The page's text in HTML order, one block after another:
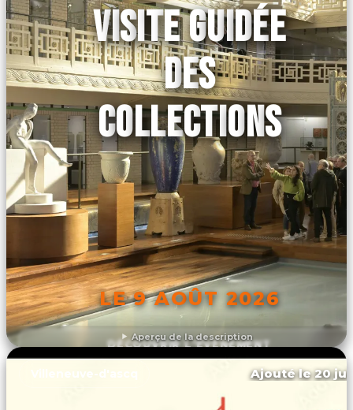
Aperçu de la description
VISITE GUIDÉE
DES
COLLECTIONS
LE 9 AOÛT 2026
DÉCOUVRIR L'ÉVÉNEMENT
Villeneuve-d'ascq Ajouté le 20